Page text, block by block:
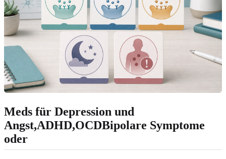
Meds für Depression und
Angst,ADHD,OCDBipolare Symptome
oder